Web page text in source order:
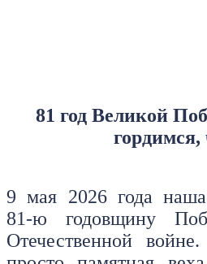
81 год Великой
9 мая 2026 года наша
81‑ю годовщину
Отечественной